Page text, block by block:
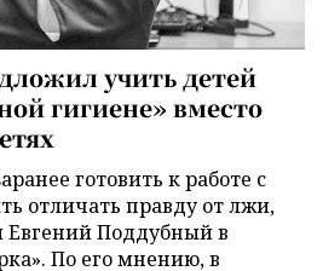
учить детей
гигиене» вместо
готовить к работе с
отличать правду от лжи,
Евгений Поддубный в
По его мнению, в